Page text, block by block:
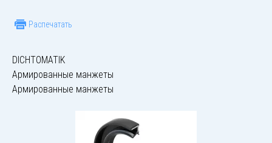
Распечатать
DICHTOMATIK
Армированные манжеты
Армированные манжеты